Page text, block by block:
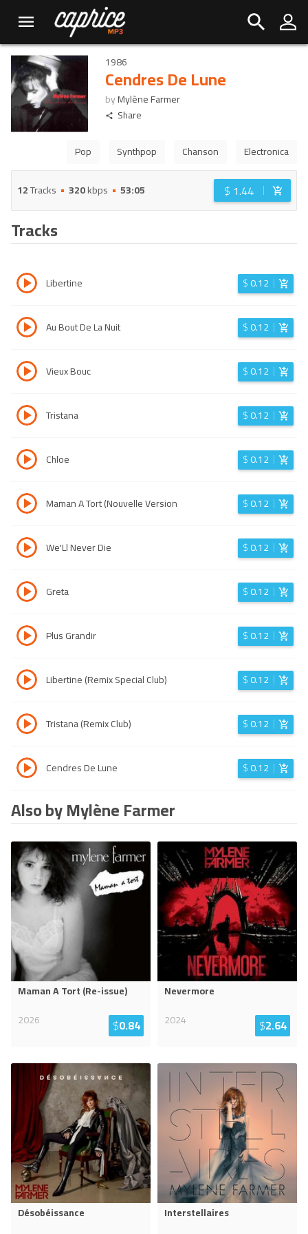
1986
Cendres De Lune
byMylène Farmer
Share
Pop Synthpop Chanson Electronica
12Tracks 320kbps 53:05 $ 1.44
Tracks
Libertine $0.12
Au Bout De La Nuit $0.12
Vieux Bouc $0.12
Tristana $0.12
Chloe $0.12
Maman A Tort (Nouvelle Version $0.12
We'Ll Never Die $0.12
Greta $0.12
Plus Grandir $0.12
Libertine (Remix Special Club) $0.12
Tristana (Remix Club) $0.12
Cendres De Lune $0.12
Also by Mylène Farmer
Maman A Tort (Re-issue)
2026
$0.84
Nevermore
2024
$2.64
Désobéissance
Interstellaires